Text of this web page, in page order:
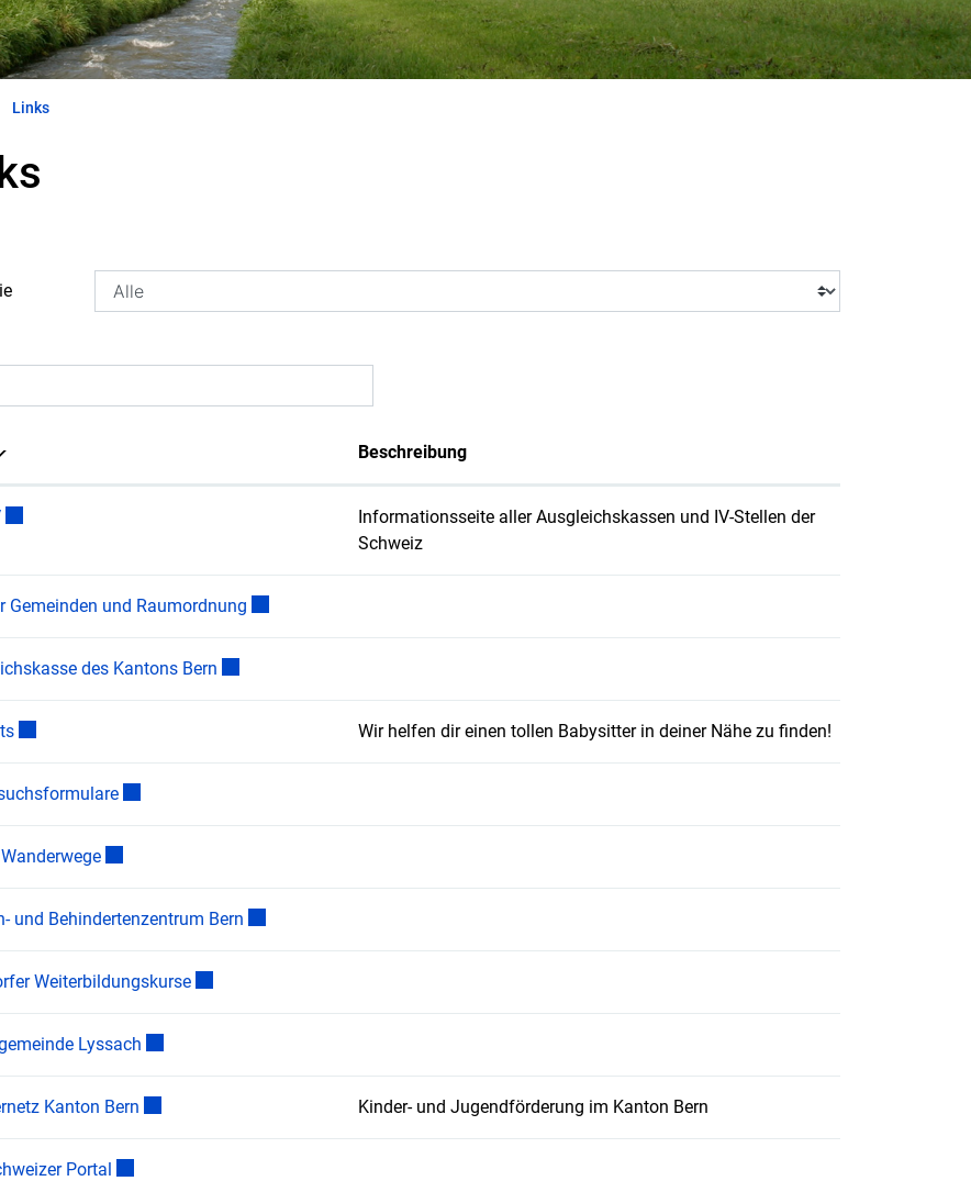
Links(ausgewählt)
Beschreibung
Externer Link wird in einem neuen Fenster geöffnet.Informationsseite aller Ausgleichskassen und IV-Stellen der
Schweiz
Gemeinden und Raumordnung
des Kantons Bern
Externer Link wird in einem neuen Fenster geöffnet.Wir helfen dir einen tollen Babysitter in deiner Nähe zu finden!
Externer Link wird in einem neuen Fenster geöffnet.
Externer Link wird in einem neuen Fenster geöffnet.
und Behindertenzentrum Bern
WeiterbildungskurseExterner Link wird in einem neuen Fenster geöffnet.
Lyssach
Kanton Bern Externer Link wird in einem neuen Fenster geöffnet.Kinder- und Jugendförderung im Kanton Bern
Portal